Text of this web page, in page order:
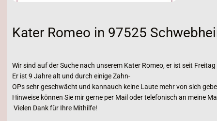
Kater Romeo in 97525
Wir sind auf der Suche nach unserem Kater Romeo, er ist seit
Er ist 9 Jahre alt und durch einige Zahn-
OPs sehr geschwächt und kannauch keine Laute mehr von sich
Hinweise können Sie mir gerne per Mail oder telefonisch an meine
Vielen Dank für Ihre Mithilfe!